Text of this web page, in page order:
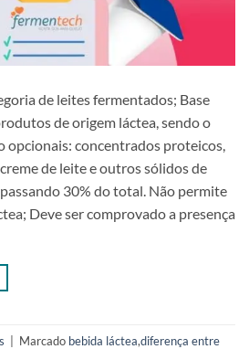
de leites fermentados; Base
de origem láctea, sendo o
opcionais: concentrados proteicos,
de leite e outros sólidos de
30% do total. Não permite
Deve ser comprovado a presença
Marcado bebida láctea,diferença entre